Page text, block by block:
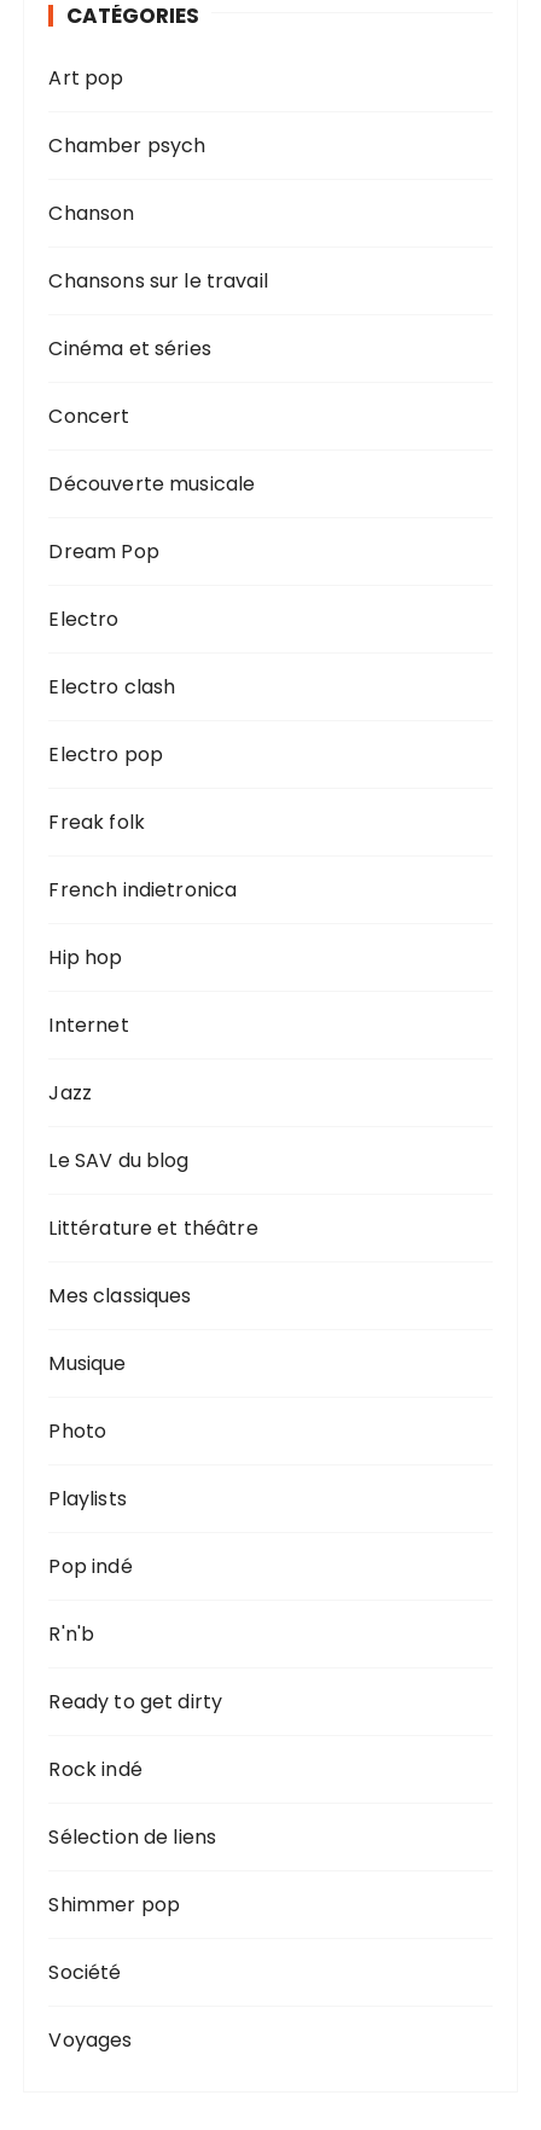
CATÉGORIES
Art pop
Chamber psych
Chanson
Chansons sur le travail
Cinéma et séries
Concert
Découverte musicale
Dream Pop
Electro
Electro clash
Electro pop
Freak folk
French indietronica
Hip hop
Internet
Jazz
Le SAV du blog
Littérature et théâtre
Mes classiques
Musique
Photo
Playlists
Pop indé
R'n'b
Ready to get dirty
Rock indé
Sélection de liens
Shimmer pop
Société
Voyages